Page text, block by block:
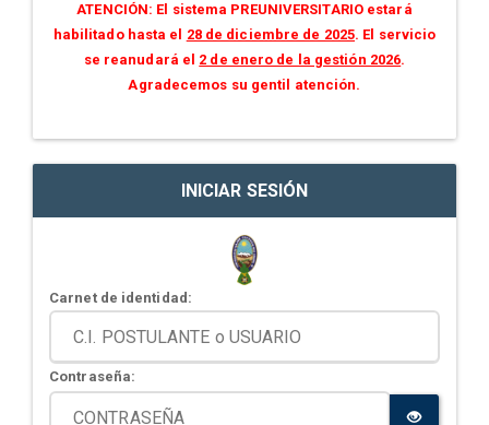
ATENCIÓN: El sistema PREUNIVERSITARIO estará
habilitado hasta el 28 de diciembre de 2025. El servicio
se reanudará el 2 de enero de la gestión 2026.
Agradecemos su gentil atención.
INICIAR SESIÓN
Carnet de identidad:
Contraseña: